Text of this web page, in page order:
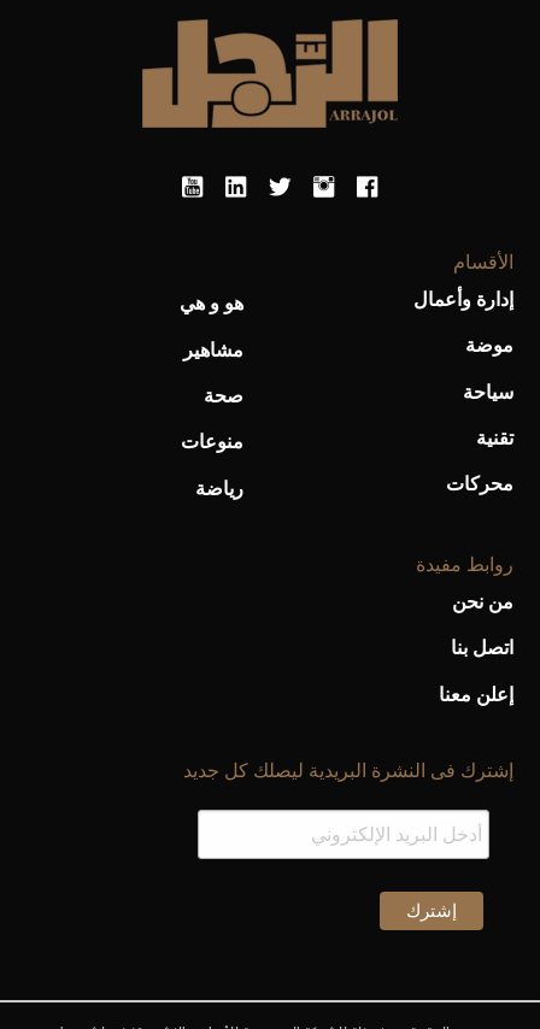
الأقسام
إدارة وأعمال
موضة
سياحة
تقنية
محركات
هو و هي
مشاهير
صحة
منوعات
رياضة
روابط مفيدة
من نحن
اتصل بنا
إعلن معنا
إشترك فى النشرة البريدية ليصلك كل جديد